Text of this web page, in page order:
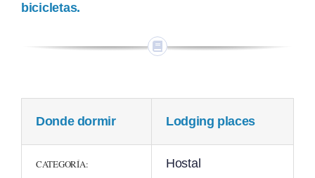
bicicletas.
Donde dormir Lodging places
CATEGORÍA: Hostal